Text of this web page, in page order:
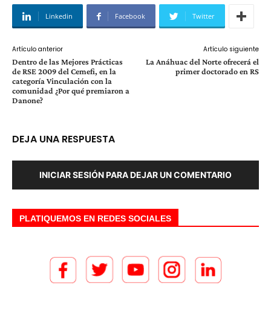
Linkedin Facebook Twitter
Artículo anterior
Dentro de las Mejores Prácticas
de RSE 2009 del Cemefi, en la
categoría Vinculación con la
comunidad ¿Por qué premiaron a
Danone?
Artículo siguiente
La Anáhuac del Norte ofrecerá el
primer doctorado en RS
DEJA UNA RESPUESTA
INICIAR SESIÓN PARA DEJAR UN COMENTARIO
PLATIQUEMOS EN REDES SOCIALES